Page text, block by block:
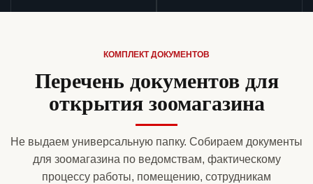
КОМПЛЕКТ ДОКУМЕНТОВ
Перечень документов для
открытия зоомагазина
Не выдаем универсальную папку. Собираем документы
для зоомагазина по ведомствам, фактическому
процессу работы, помещению, сотрудникам